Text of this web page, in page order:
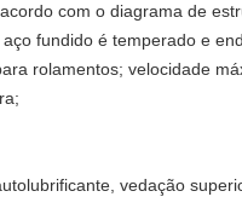
com o diagrama de
fundido é temperado e
rolamentos; velocidade
vedação